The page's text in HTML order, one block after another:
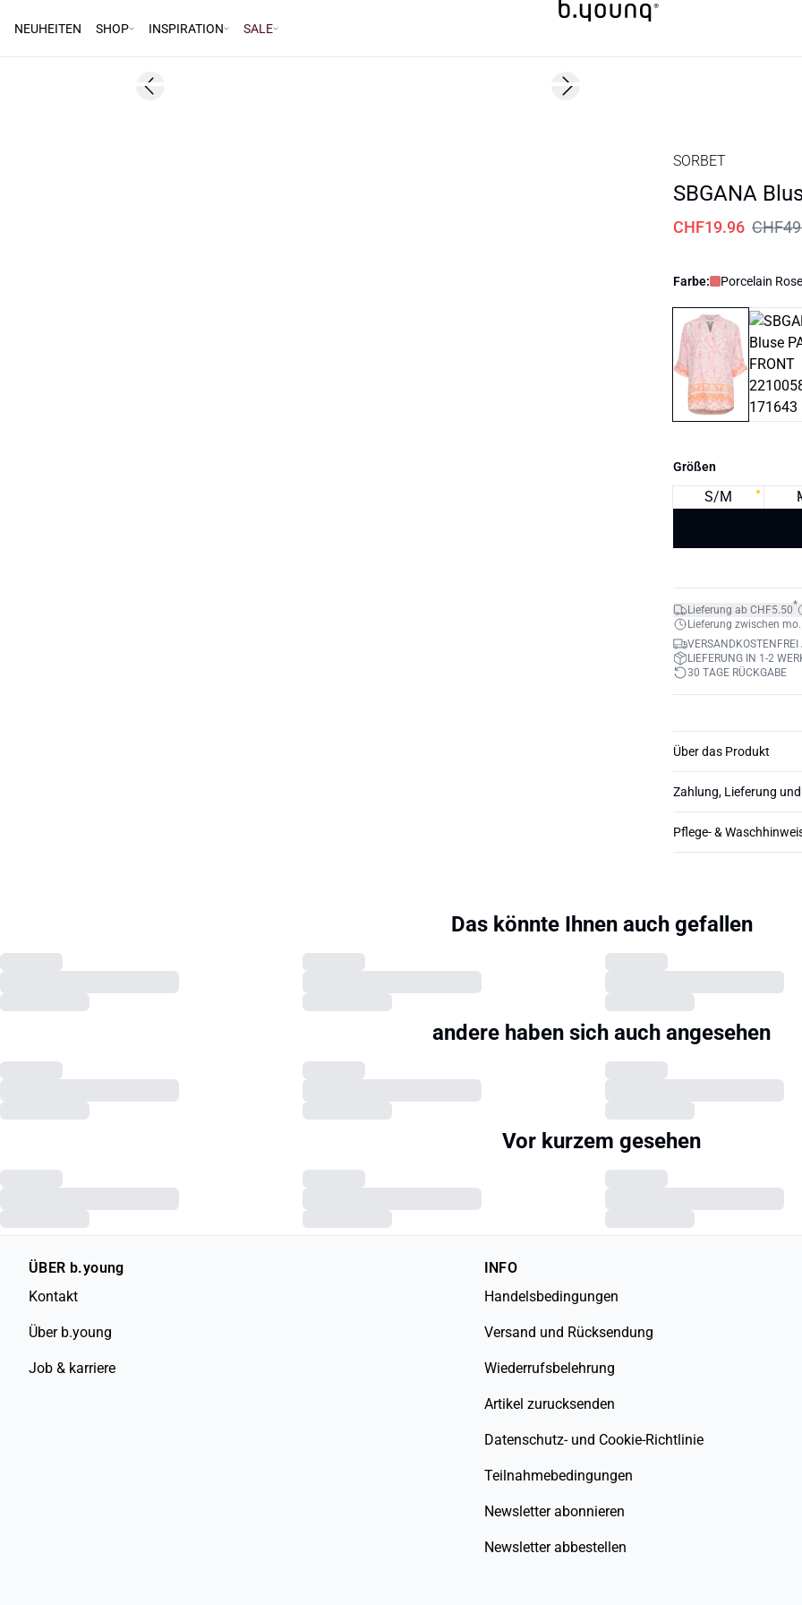
NEUHEITEN SHOP INSPIRATION SALE
60%Previous slide Next slide
SORBET
SBGANA
CHF19.96
Farbe: Porcelain
Größen
S/M
Lieferung ab CHF5.50*
Lieferung zwischen
LIEFERUNG IN 1-2
30 TAGE RÜCKGABE
Über das Produkt
Zahlung, Lieferung
Pflege- &
Das könnte Ihnen auch gefallen
andere haben sich auch angesehen
Vor kurzem gesehen
ÜBER b.young
Kontakt
Über b.young
Job & karriere
INFO
Handelsbedingungen
Versand und Rücksendung
Wiederrufsbelehrung
Artikel zurucksenden
Datenschutz- und Cookie-Richtlinie
Teilnahmebedingungen
Newsletter abonnieren
Newsletter abbestellen